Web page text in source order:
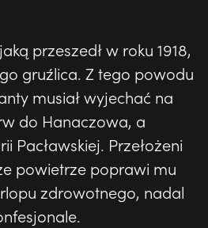
przeszedł w roku 1918,
gruźlica. Z tego powodu
musiał wyjechać na
do Hanaczowa, a
Pacławskiej. Przełożeni
powietrze poprawi mu
zdrowotnego, nadal